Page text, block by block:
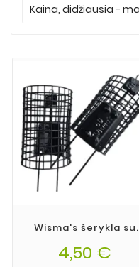
Kaina, didžiausia -
Wisma's šerykla su
50*70mm
4,50 €